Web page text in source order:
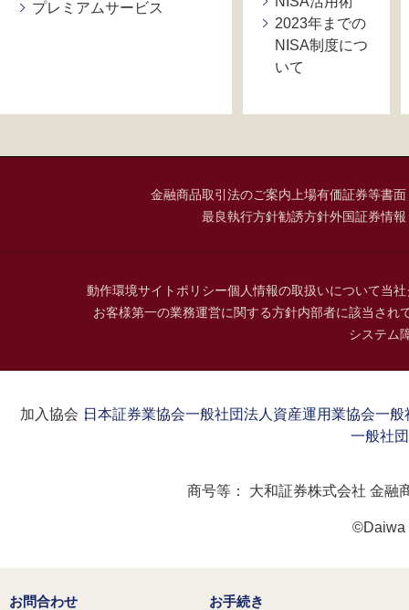
プレミアムサービス
2023年までの
NISA制度につ
いて
金融商品取引法のご案内 上場有価証券等書
最良執行方針勧誘方針外国証券情
動作環境サイトポリシー個人情報の取扱いについて当
お客様第一の業務運営に関する方針内部者に該当され
システム
加入協会：日本証券業協会一般社団法人資産運用業協会一般
一般社
商号等： 大和証券株式会社 金融
©Daiwa
お問合わせ お手続き